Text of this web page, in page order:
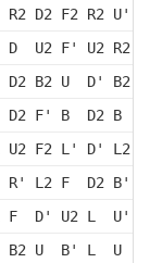
D2 F2 R2 U'
U2 F' U2 R2
B2 U  D' B2
F' B  D2 B
F2 L' D' L2
L2 F  D2 B'
F  D' U2 L  U'
B2 U  B' L  U